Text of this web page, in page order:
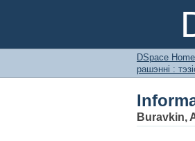
DSpace Home
рашэнні :
Buravkin,